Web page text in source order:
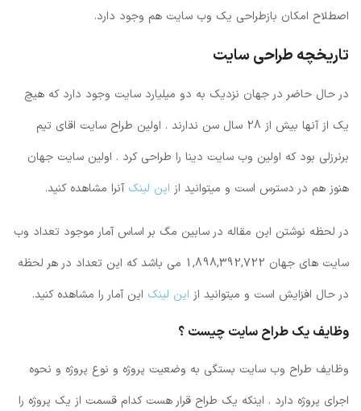
اصطلاح امکان بازطراحی یک وب سایت هم وجود دارد.
تاریخچه طراحی سایت
در حال حاضر در جهان نزدیک به دو میلیارد سایت وجود دارد که هیچ
یک از آنها بیش از 28 سال سن ندارند . اولین طراح سایت اقای تیم
برنرزلی بود که اولین وب سایت دینا را طراحی کرد . اولین سایت جهان
هنوز هم در دسترس است و میتوانید از این لینک آنرا مشاهده کنید.
در لحظه نوشتن این مقاله در سابین مگ بر اساس آمار موجود تعداد وب
سایت های جهان
1,898,392,
722 می باشد که این تعداد در هر لحظه
در حال افزایش است و میتوانید از این لینک این آمار را مشاهده کنید.
وظایف یک طراح سایت چیست ؟
وظایف طراح وب سایت بستگی به وضعیت پروژه و نوع پروژه و نحوه
اجرای پروژه دارد . اینکه یک طراح قرار هست کدام قسمت از یک پروژه را